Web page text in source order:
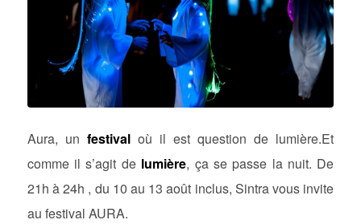
Aura, un festivaloù il est question de lumière.Et
comme il s’agit de lumière, ça se passe la nuit. De
21h à 24h , du 10 au 13 août inclus, Sintra vous invite
au festival AURA.